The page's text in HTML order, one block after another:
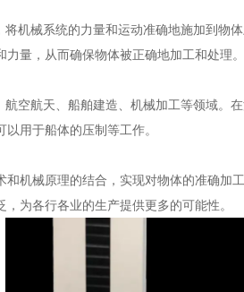
械系统的力量和运动准确地施加到物
量，从而确保物体被正确地加工和处理。
航天、船舶建造、机械加工等领域。
用于船体的压制等工作。
和机械原理的结合，实现对物体的准确加
为各行各业的生产提供更多的可能性。